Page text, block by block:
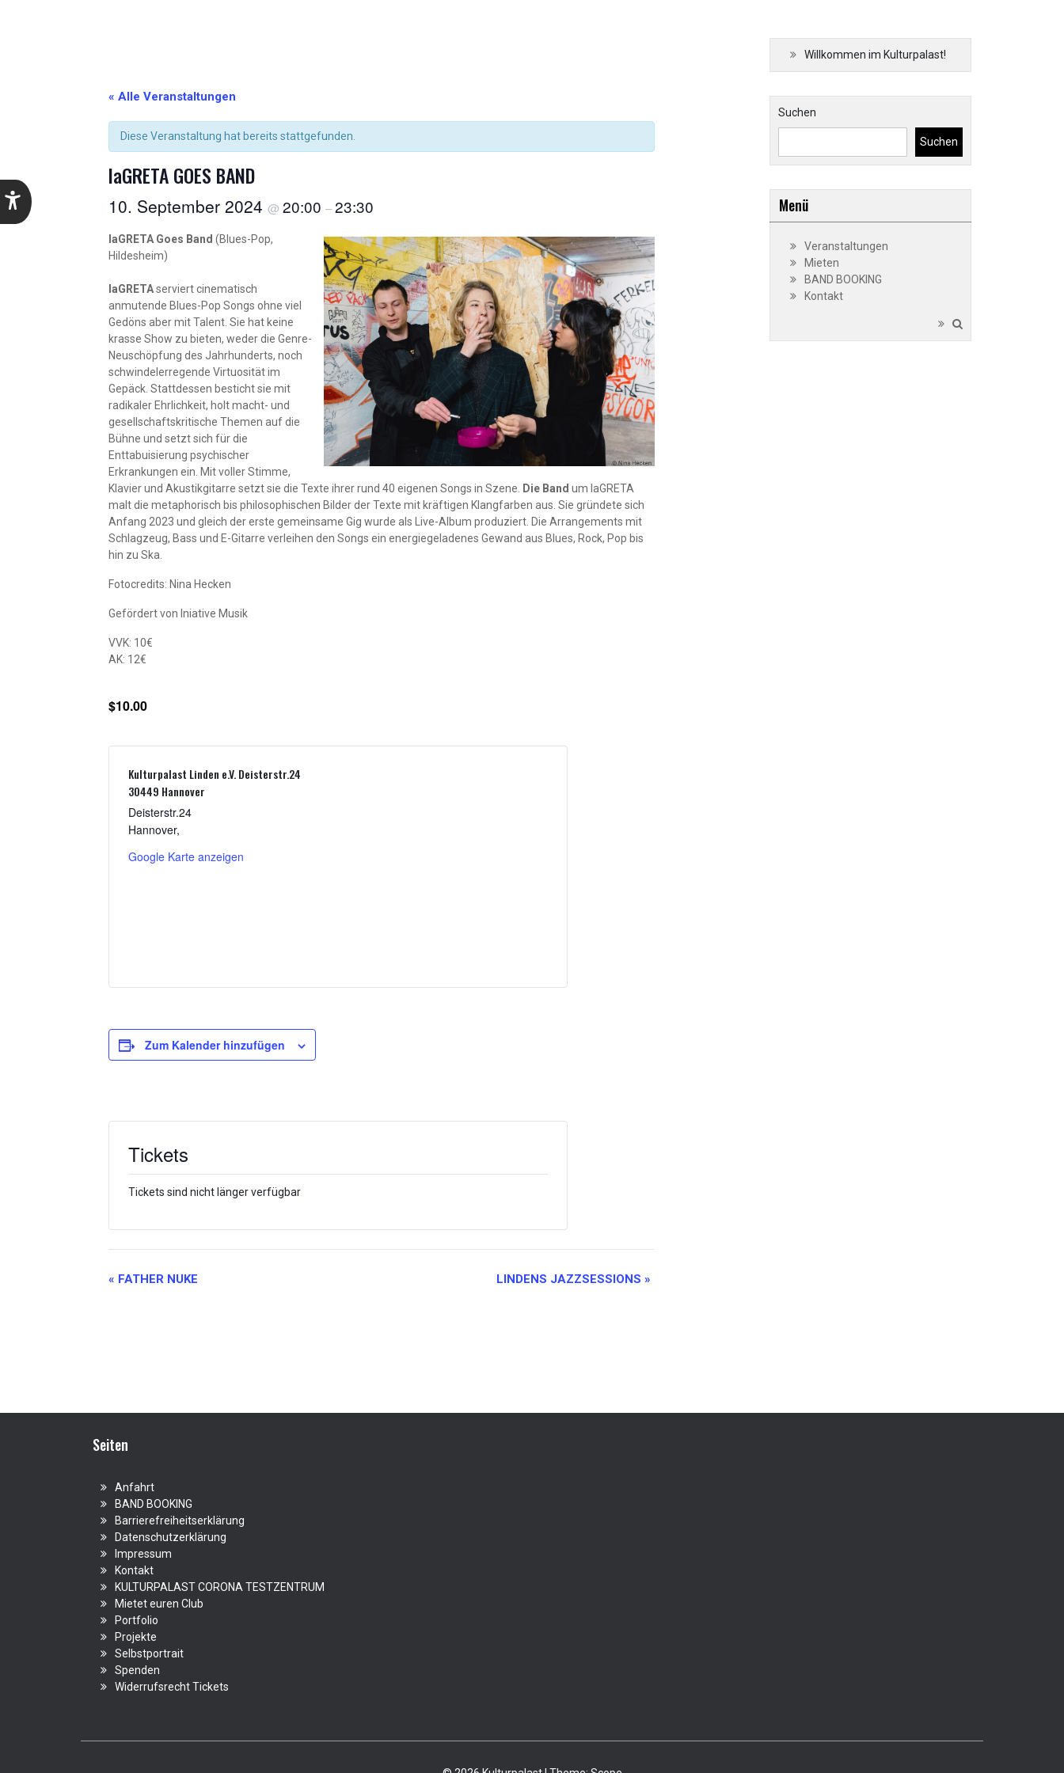
« Alle Veranstaltungen
Diese Veranstaltung hat bereits stattgefunden.
laGRETA GOES BAND
10. September 2024 @ 20:00 –23:30
laGRETA Goes Band (Blues-Pop,
Hildesheim)
laGRETAserviert cinematisch
anmutende Blues-Pop Songs ohne viel
Gedöns aber mit Talent. Sie hat keine
krasse Show zu bieten, weder die Genre-
Neuschöpfung des Jahrhunderts, noch
schwindelerregende Virtuosität im
Gepäck. Stattdessen besticht sie mit
radikaler Ehrlichkeit, holt macht- und
gesellschaftskritische Themen auf die
Bühne und setzt sich für die
Enttabuisierung psychischer
Erkrankungen ein. Mit voller Stimme,
Klavier und Akustikgitarre setzt sie die Texte ihrer rund 40 eigenen Songs in Szene.
Die Band um laGRETA
malt die metaphorisch bis philosophischen Bilder der Texte mit kräftigen Klangfarben aus. Sie gründete sich
Anfang 2023 und gleich der erste gemeinsame Gig wurde als Live-Album produziert. Die Arrangements mit
Schlagzeug, Bass und E-Gitarre verleihen den Songs ein energiegeladenes Gewand aus Blues, Rock, Pop bis
hin zu Ska.
Fotocredits: Nina Hecken
Gefördert von Iniative Musik
VVK: 10€
AK: 12€
$10.00
Kulturpalast Linden e.V. Deisterstr.24
30449 Hannover
Deisterstr.24
Hannover,
Google Karte anzeigen
Zum Kalender hinzufügen
Tickets
Tickets sind nicht länger verfügbar
Veranstaltung-
« FATHER NUKE LINDENS JAZZSESSIONS »
Willkommen im Kulturpalast!
Suchen
Suchen
Menü
Veranstaltungen
Mieten
BAND BOOKING
Kontakt
Seiten
Anfahrt
BAND BOOKING
Barrierefreiheitserklärung
Datenschutzerklärung
Impressum
Kontakt
KULTURPALAST CORONA TESTZENTRUM
Mietet euren Club
Portfolio
Projekte
Selbstportrait
Spenden
Widerrufsrecht Tickets